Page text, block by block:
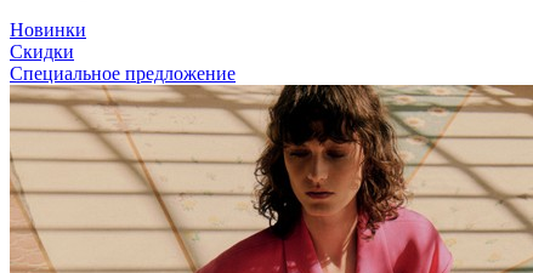
Новинки
Скидки
Специальное предложение